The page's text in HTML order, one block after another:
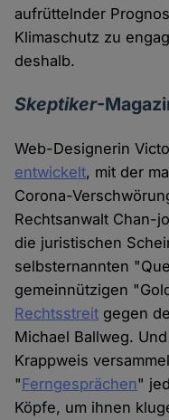
aufrüttelnder
Klimaschutz zu
deshalb.
Skeptiker-
Web-Designerin
entwickelt, mit der
Corona-
Rechtsanwalt Chan-
die juristischen
selbsternannten
gemeinnützigen
Rechtsstreit gegen
Michael Ballweg.
Krappweis
"Ferngesprächen"
Köpfe, um ihnen